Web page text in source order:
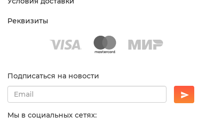
Реквизиты
Подписаться на новости
Мы в социальных сетях: